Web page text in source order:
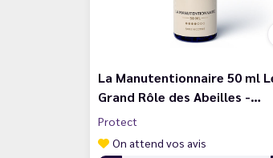
La Manutentionnaire 50 ml
Grand Rôle des Abeilles -…
Protect
On attend vos avis